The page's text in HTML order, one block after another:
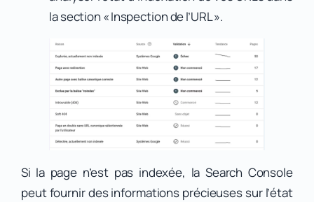
la section « Inspection de l’URL ».
Si la page n’est pas indexée, la Search Console
peut fournir des informations précieuses sur l’état